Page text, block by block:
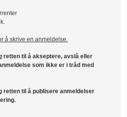
å skrive en anmeldelse.
retten til å akseptere, avslå eller
som ikke er i tråd med
retten til å publisere anmeldelser